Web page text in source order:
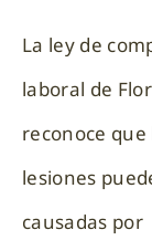
La ley de
laboral de
reconoce que
lesiones
causadas por